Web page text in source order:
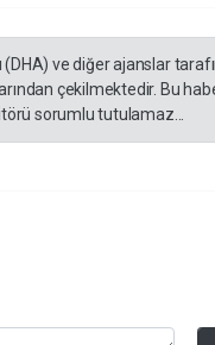
ve diğer ajanslar
çekilmektedir. Bu
sorumlu tutulamaz...